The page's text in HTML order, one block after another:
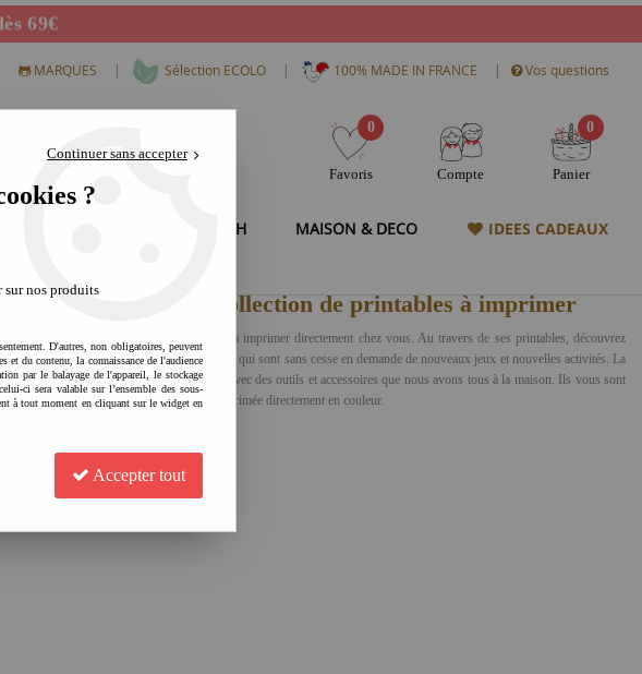
69€
MARQUES | Sélection ECOLO | 100% MADE IN FRANCE | Vos questions
0
Favoris Compte
0
Panier
MODE & HIGH TECH MAISON & DECO IDEES CADEAUX
Pan crée sa propre collection de printables à imprimer
vous propose des printables à télécharger et à imprimer directement chez vous. Au travers de ses printables, découvrez
et amusantes pour divertir vos enfants qui sont sans cesse en demande de nouveaux jeux et nouvelles activités. La
sur des printables simples à fabriquer avec des outils et accessoires que nous avons tous à la maison. Ils vous sont
versions, l'une à colorier et l'autre à imprimée directement en couleur.
Continuer sans accepter
?
sur nos produits
D'autres, non obligatoires, peuvent
et du contenu, la connaissance de l'audience
par le balayage de l'appareil, le stockage
ci sera valable sur l’ensemble des sous-
à tout moment en cliquant sur le widget en
Accepter tout